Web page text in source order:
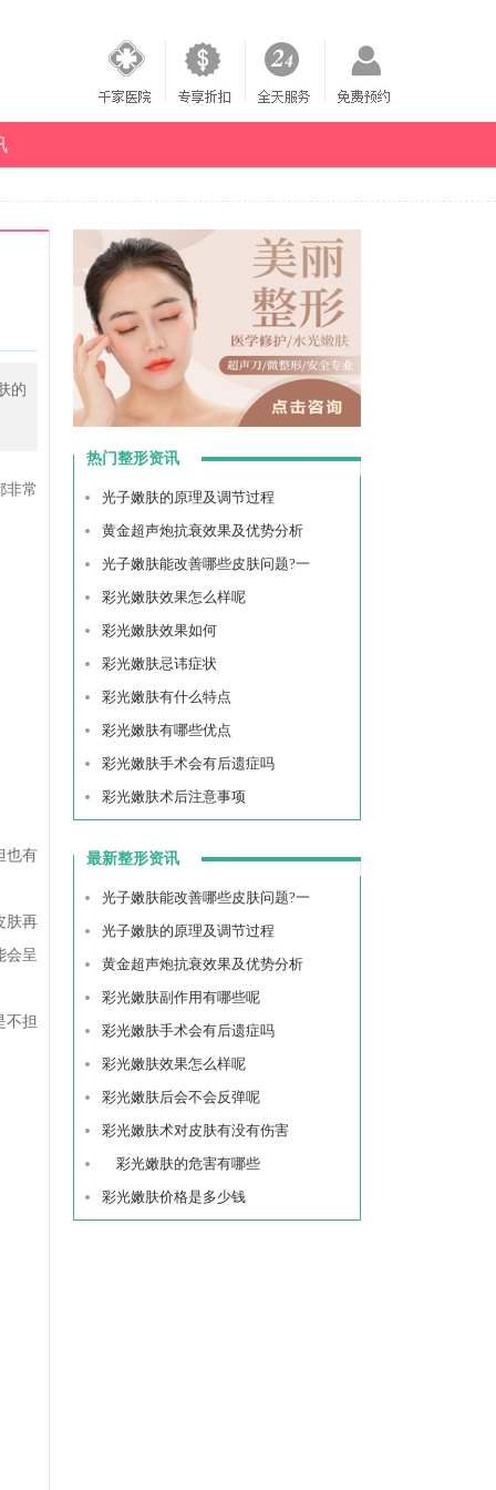
的
非常
也有
肤再
会呈
不担
热门整形资讯
​光子嫩肤的原理及调节过程
黄金超声炮抗衰效果及优势分析
​光子嫩肤能改善哪些皮肤问题?一
彩光嫩肤效果怎么样呢
彩光嫩肤效果如何
彩光嫩肤忌讳症状
彩光嫩肤有什么特点
彩光嫩肤有哪些优点
彩光嫩肤手术会有后遗症吗
彩光嫩肤术后注意事项
最新整形资讯
​光子嫩肤能改善哪些皮肤问题?一
​光子嫩肤的原理及调节过程
黄金超声炮抗衰效果及优势分析
彩光嫩肤副作用有哪些呢
彩光嫩肤手术会有后遗症吗
彩光嫩肤效果怎么样呢
彩光嫩肤后会不会反弹呢
彩光嫩肤术对皮肤有没有伤害
彩光嫩肤的危害有哪些
彩光嫩肤价格是多少钱